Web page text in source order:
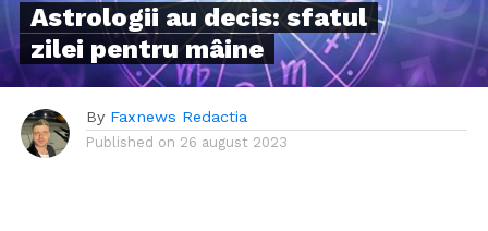
Astrologii au decis: sfatul
zilei pentru mâine
By Faxnews Redactia
Published on 26 august 2023